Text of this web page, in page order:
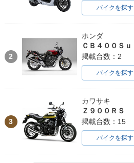
バイクを探す
2
ホンダ
掲載台数：2
バイクを探す
3
カワサキ
Ｚ９００ＲＳ
掲載台数：15
バイクを探す